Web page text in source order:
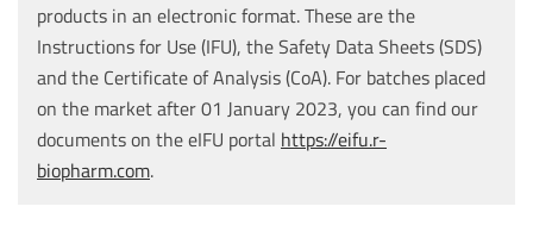
products in an electronic format. These are the
Instructions for Use (IFU), the Safety Data Sheets (SDS)
and the Certificate of Analysis (CoA). For batches placed
on the market after 01 January 2023, you can find our
documents on the eIFU portal https://eifu.r-
biopharm.com.